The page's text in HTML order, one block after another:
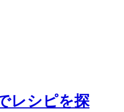
レシピを探